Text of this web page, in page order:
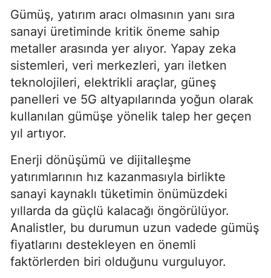
Gümüş, yatırım aracı olmasının yanı sıra
sanayi üretiminde kritik öneme sahip
metaller arasında yer alıyor. Yapay zeka
sistemleri, veri merkezleri, yarı iletken
teknolojileri, elektrikli araçlar, güneş
panelleri ve 5G altyapılarında yoğun olarak
kullanılan gümüşe yönelik talep her geçen
yıl artıyor.
Enerji dönüşümü ve dijitalleşme
yatırımlarının hız kazanmasıyla birlikte
sanayi kaynaklı tüketimin önümüzdeki
yıllarda da güçlü kalacağı öngörülüyor.
Analistler, bu durumun uzun vadede gümüş
fiyatlarını destekleyen en önemli
faktörlerden biri olduğunu vurguluyor.